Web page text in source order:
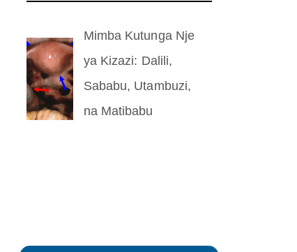
Mimba Kutunga Nje
ya Kizazi: Dalili,
Sababu, Utambuzi,
na Matibabu